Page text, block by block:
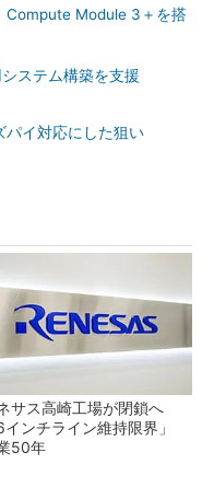
Compute Module 3＋を搭
ステム構築を支援
パイ対応にした狙い
サス高崎工場が閉鎖へ
6インチライン維持限界」
50年